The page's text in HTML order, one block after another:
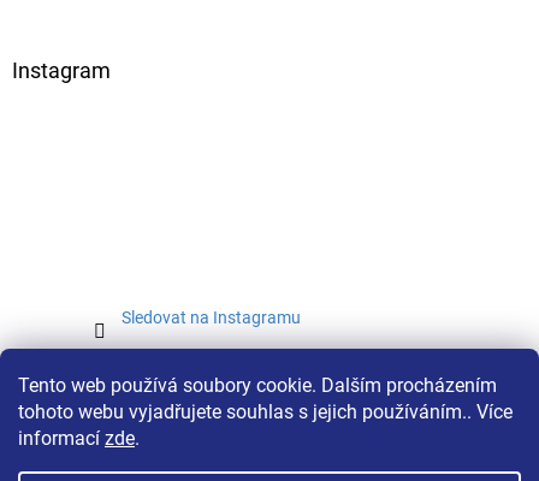
Tento web používá soubory cookie. Dalším procházením
tohoto webu vyjadřujete souhlas s jejich používáním.. Více
informací zde.
Instagram
Sledovat na Instagramu